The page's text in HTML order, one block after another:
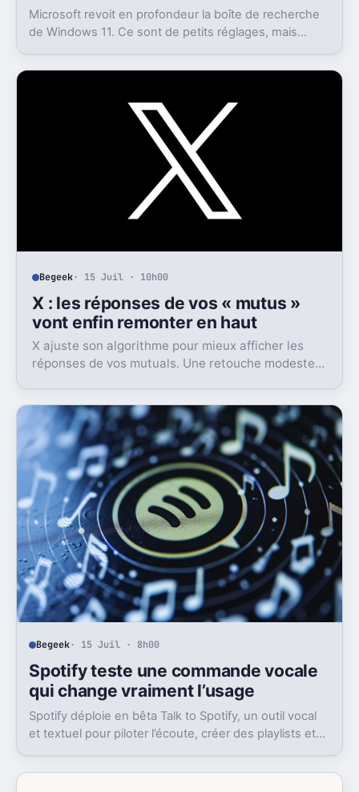
Microsoft revoit en profondeur la boîte de recherche
de Windows 11. Ce sont de petits réglages, mais
Begeek· 15 Juil · 10h00
X : les réponses de vos « mutus »
vont enfin remonter en haut
X ajuste son algorithme pour mieux afficher les
réponses de vos mutuals. Une retouche modeste
Begeek· 15 Juil · 8h00
Spotify teste une commande vocale
qui change vraiment l’usage
Spotify déploie en bêta Talk to Spotify, un outil vocal
et textuel pour piloter l’écoute, créer des playlists et